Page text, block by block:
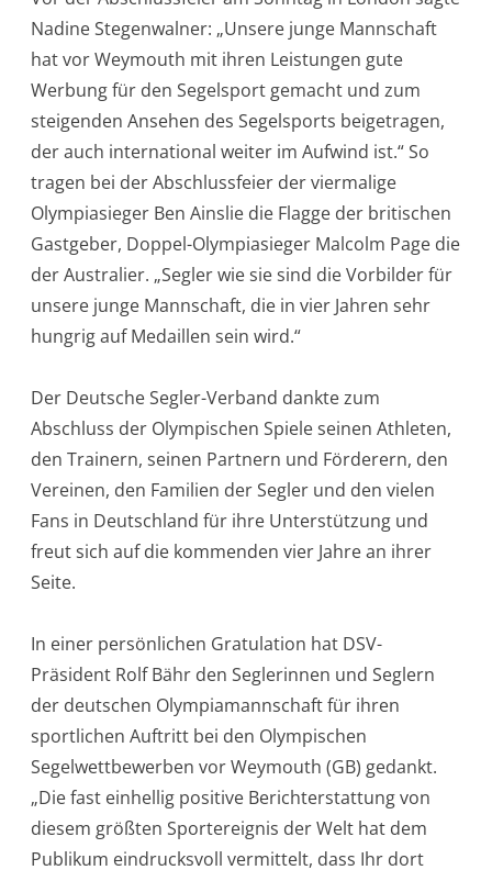
Nadine Stegenwalner: „Unsere junge Mannschaft
hat vor Weymouth mit ihren Leistungen gute
Werbung für den Segelsport gemacht und zum
steigenden Ansehen des Segelsports beigetragen,
der auch international weiter im Aufwind ist.“ So
tragen bei der Abschlussfeier der viermalige
Olympiasieger Ben Ainslie die Flagge der britischen
Gastgeber, Doppel-Olympiasieger Malcolm Page die
der Australier. „Segler wie sie sind die Vorbilder für
unsere junge Mannschaft, die in vier Jahren sehr
hungrig auf Medaillen sein wird.“
Der Deutsche Segler-Verband dankte zum
Abschluss der Olympischen Spiele seinen Athleten,
den Trainern, seinen Partnern und Förderern, den
Vereinen, den Familien der Segler und den vielen
Fans in Deutschland für ihre Unterstützung und
freut sich auf die kommenden vier Jahre an ihrer
Seite.
In einer persönlichen Gratulation hat DSV-
Präsident Rolf Bähr den Seglerinnen und Seglern
der deutschen Olympiamannschaft für ihren
sportlichen Auftritt bei den Olympischen
Segelwettbewerben vor Weymouth (GB) gedankt.
„Die fast einhellig positive Berichterstattung von
diesem größten Sportereignis der Welt hat dem
Publikum eindrucksvoll vermittelt, dass Ihr dort